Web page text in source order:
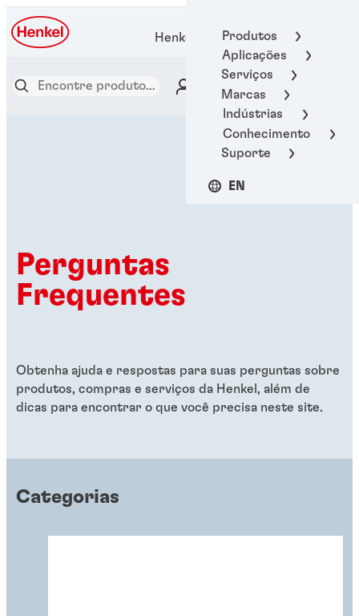
Produtos
Aplicações
Serviços
Marcas
Indústrias
Conhecimento
Suporte
EN
Henkel Adhesive Technologies
Perguntas
Frequentes
Obtenha ajuda e respostas para suas perguntas sobre
produtos, compras e serviços da Henkel, além de
dicas para encontrar o que você precisa neste site.
Categorias